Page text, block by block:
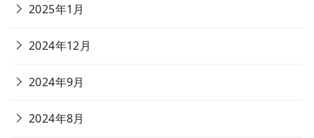
2025年1月
2024年12月
2024年9月
2024年8月